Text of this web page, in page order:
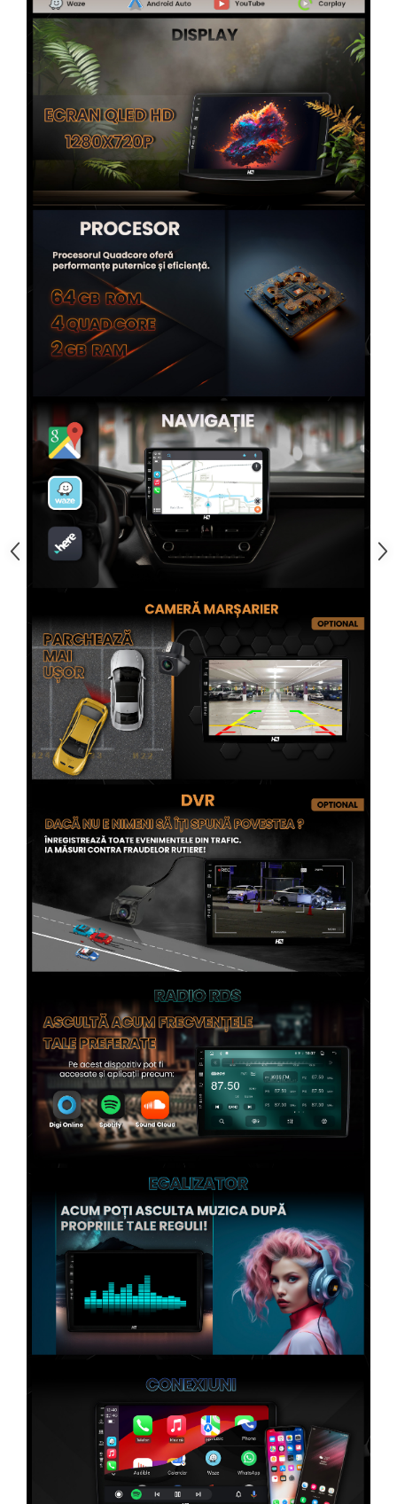
Rame adaptoare Toyota
Rame adaptoare Volvo
Rame adaptoare Honda
Rame Adaptoare Porsche
Rame adaptoare Citroen
Rame adaptoare Peugeot
Rame adaptoare Daihatsu
Rame adaptoare Mazda
Rame adaptoare Kia
Rame adaptoare Nissan
Rame adaptoare Fiat
Rame adaptoare Hyundai
Rame adaptoare Chevrolet
Rame adaptoare Mitsubishi
Rame adaptoare Jeep
Rame adaptoare Chrysler
Rame adaptoare Dodge
Rame adaptoare Isuzu
Rame adaptoare Iveco
Rame adaptoare Smart
Rame adaptoare Land Rover
Rame adaptoare Ssangyong
Rame adaptoare Hummer
Conectica Auto
Conectica Auto
Conectică Audi
Conectică Ford
Conectică Opel
Conectică Skoda
Conectică Honda
Conectică BMW
Conectică BMW
Conectică Mercedes Benz
Conectică Chevrolet